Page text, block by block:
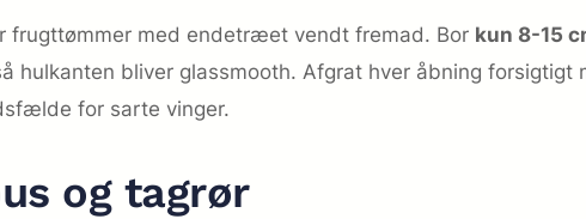
frugttømmer med endetræet vendt fremad. Bor kun 8-15
hulkanten bliver glassmooth. Afgrat hver åbning
for sarte vinger.
og tagrør